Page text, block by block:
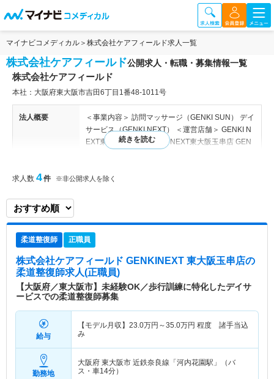
マイナビコメディカル 株式会社ケアフィールド求人一覧
株式会社ケアフィールド公開求人・転職・募集情報一覧
株式会社ケアフィールド
本社：大阪府東大阪市吉田6丁目1番48-1011号
法人概要
＜事業内容＞ 訪問マッサージ（GENKI SUN） デイ
サービス（GENKI NEXT） ＜運営店舗＞ GENKI N
EXT東大阪弥刀店 GENKI NEXT東大阪玉串店 GEN
た雰囲気 ■未経験の方もチャレンジいただけます
求人数 4件 ※非公開求人を除く
柔道整復師 正職員
株式会社ケアフィールド GENKINEXT 東大阪玉串店の
柔道整復師求人(正職員)
【大阪府／東大阪市】未経験OK／歩行訓練に特化したデイサ
ービスでの柔道整復師募集
給与
【モデル月収】 23.0万円～35.0万円 程度 諸手当込
み
勤務地
大阪府 東大阪市 近鉄奈良線「河内花園駅」（バ
ス・車14分）